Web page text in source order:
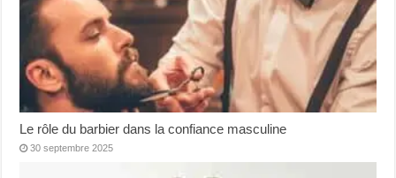
Le rôle du barbier dans la confiance masculine
30 septembre 2025